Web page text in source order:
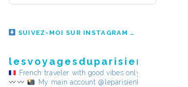
SUIVEZ-MOI SUR INSTAGRAM
French traveler with good vibes only
My main account @leparisienheureux